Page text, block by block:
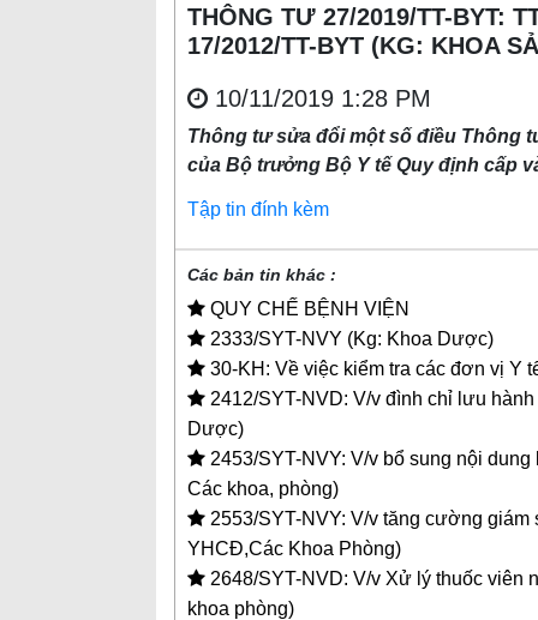
THÔNG TƯ 27/2019/TT-BYT:
17/2012/TT-BYT (KG: KHOA
10/11/2019 1:28 PM
Thông tư sửa đổi một số điều Thông
của Bộ trưởng Bộ Y tế Quy định cấp
Tập tin đính kèm
Các bản tin khác :
QUY CHẾ BỆNH VIỆN
2333/SYT-NVY (Kg: Khoa Dược)
30-KH: Về việc kiểm tra các đơn vị Y
2412/SYT-NVD: V/v đình chỉ lưu
Dược)
2453/SYT-NVY: V/v bổ sung nội
Các khoa, phòng)
2553/SYT-NVY: V/v tăng cường
YHCĐ,Các Khoa Phòng)
2648/SYT-NVD: V/v Xử lý thuốc viên
khoa phòng)